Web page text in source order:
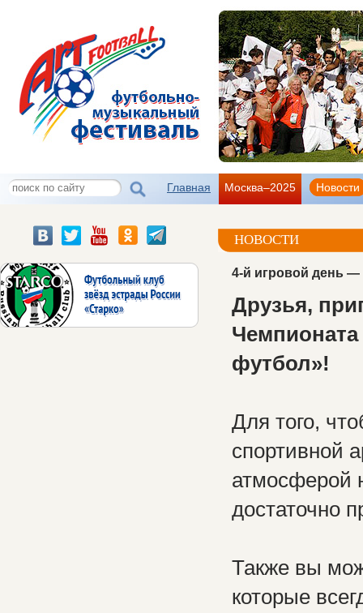
Главная Москва–2025 Новости
НОВОСТИ
4-й игровой день —
Друзья,
футбол»!
Для того,
спортивной
атмосферой
достаточно
Также вы
которые